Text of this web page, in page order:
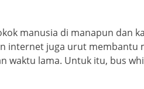
manusia di manapun dan
internet juga urut membantu
waktu lama. Untuk itu, bus